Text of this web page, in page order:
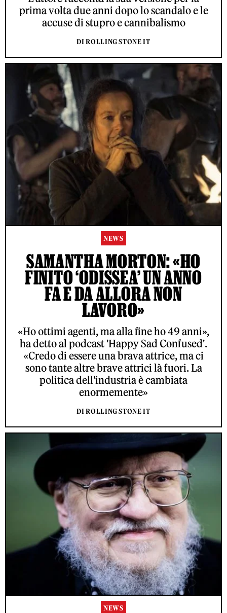
prima volta due anni dopo lo scandalo e le
accuse di stupro e cannibalismo
DI ROLLING STONE IT
NEWS
SAMANTHA MORTON: «HO
FINITO ‘ODISSEA’ UN ANNO
FA E DA ALLORA NON
LAVORO»
«Ho ottimi agenti, ma alla fine ho 49 anni»,
ha detto al podcast 'Happy Sad Confused'.
«Credo di essere una brava attrice, ma ci
sono tante altre brave attrici là fuori. La
politica dell'industria è cambiata
enormemente»
DI ROLLING STONE IT
NEWS